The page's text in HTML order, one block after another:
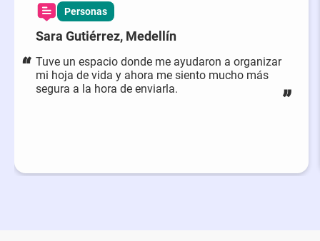
Personas
Sara Gutiérrez, Medellín
Tuve un espacio donde me ayudaron a organizar
mi hoja de vida y ahora me siento mucho más
segura a la hora de enviarla.